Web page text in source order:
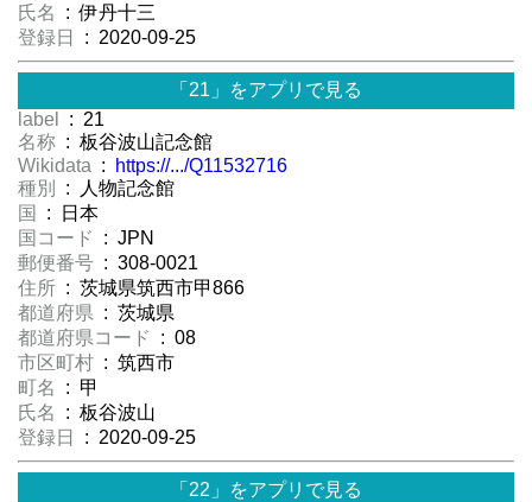
氏名
: 伊丹十三
登録日
: 2020-09-25
「21」をアプリで見る
label
: 21
名称 : 板谷波山記念館
Wikidata :
https://.../Q11532716
種別
: 人物記念館
国
: 日本
国コード
: JPN
郵便番号 : 308-0021
住所 : 茨城県筑西市甲866
都道府県 : 茨城県
都道府県コード
: 08
市区町村 : 筑西市
町名
: 甲
氏名
: 板谷波山
登録日
: 2020-09-25
「22」をアプリで見る